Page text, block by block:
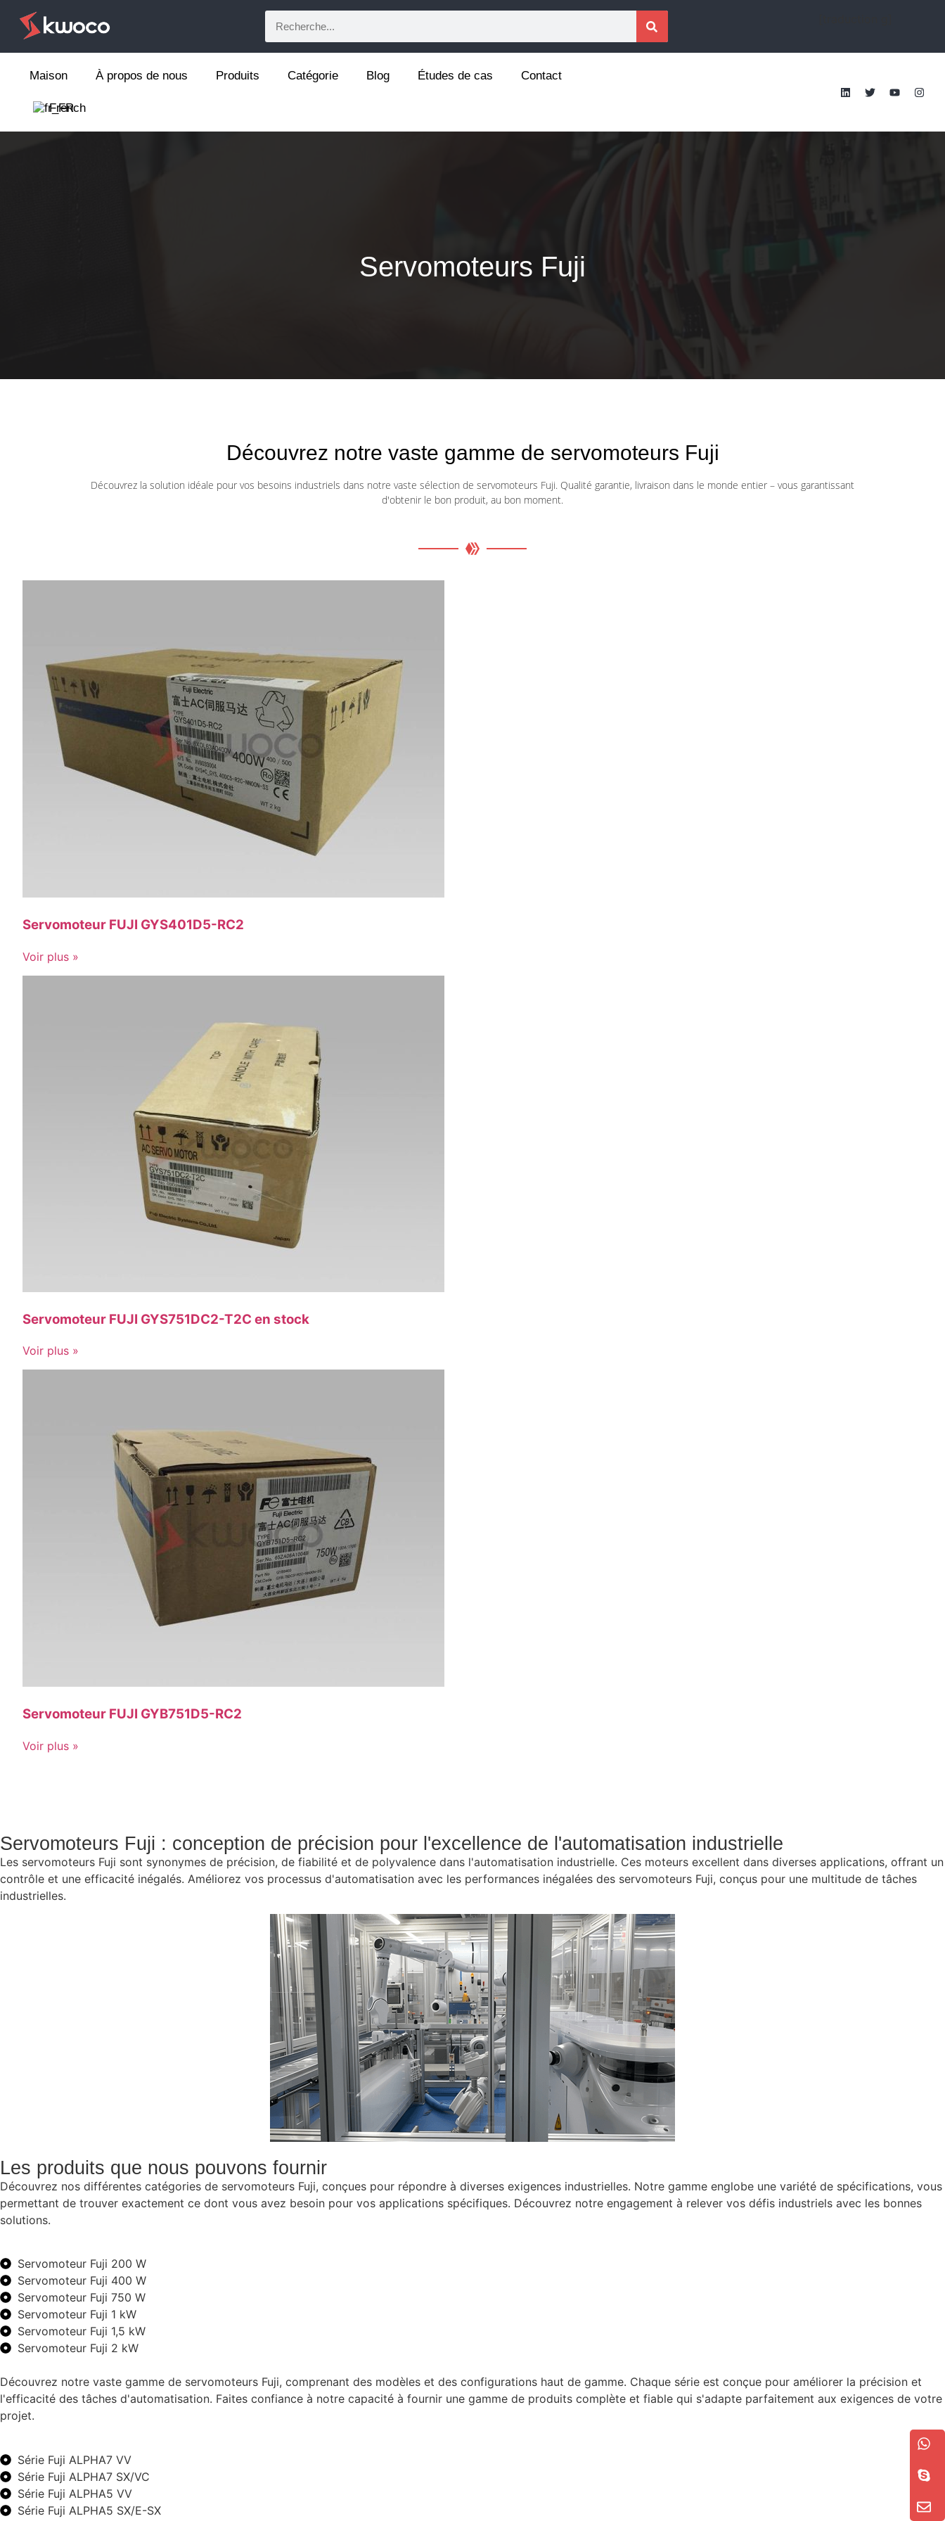
Maison À propos de nous Produits Catégorie Blog Études de cas Contact
French
Servomoteurs Fuji
Découvrez notre vaste gamme de servomoteurs Fuji
Découvrez la solution idéale pour vos besoins industriels dans notre vaste sélection de servomoteurs Fuji. Qualité garantie, livraison dans le monde entier – vous garantissant
d'obtenir le bon produit, au bon moment.
Servomoteur FUJI GYS401D5-RC2
Voir plus »
Servomoteur FUJI GYS751DC2-T2C en stock
Voir plus »
Servomoteur FUJI GYB751D5-RC2
Voir plus »
Servomoteurs Fuji : conception de précision pour l'excellence de l'automatisation industrielle
Les servomoteurs Fuji sont synonymes de précision, de fiabilité et de polyvalence dans l'automatisation industrielle. Ces moteurs excellent dans diverses applications, offrant un
contrôle et une efficacité inégalés. Améliorez vos processus d'automatisation avec les performances inégalées des servomoteurs Fuji, conçus pour une multitude de tâches
industrielles.
Les produits que nous pouvons fournir
Découvrez nos différentes catégories de servomoteurs Fuji, conçues pour répondre à diverses exigences industrielles. Notre gamme englobe une variété de spécifications, vous
permettant de trouver exactement ce dont vous avez besoin pour vos applications spécifiques. Découvrez notre engagement à relever vos défis industriels avec les bonnes
solutions.
Servomoteur Fuji 200 W
Servomoteur Fuji 400 W
Servomoteur Fuji 750 W
Servomoteur Fuji 1 kW
Servomoteur Fuji 1,5 kW
Servomoteur Fuji 2 kW
Découvrez notre vaste gamme de servomoteurs Fuji, comprenant des modèles et des configurations haut de gamme. Chaque série est conçue pour améliorer la précision et
l'efficacité des tâches d'automatisation. Faites confiance à notre capacité à fournir une gamme de produits complète et fiable qui s'adapte parfaitement aux exigences de votre
projet.
Série Fuji ALPHA7 VV
Série Fuji ALPHA7 SX/VC
Série Fuji ALPHA5 VV
Série Fuji ALPHA5 SX/E-SX